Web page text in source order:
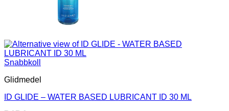
Snabbkoll
Glidmedel
ID GLIDE – WATER BASED LUBRICANT ID 30 ML